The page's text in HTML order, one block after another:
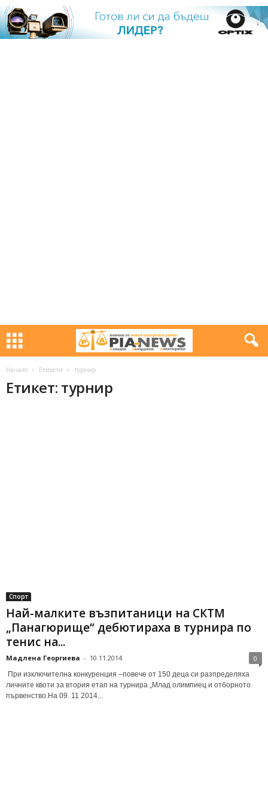
Начало Етикети турнир
Етикет: турнир
Спорт
Най-малките възпитаници на СКТМ
„Панагюрище“ дебютираха в турнира по
тенис на...
Мадлена Георгиева - 10.11.2014 0
При изключителна конкуренция –повече от 150 деца си разпределяха
личните квоти за втория етап на турнира „Млад олимпиец и отборното
първенство.На 09. 11 2014...